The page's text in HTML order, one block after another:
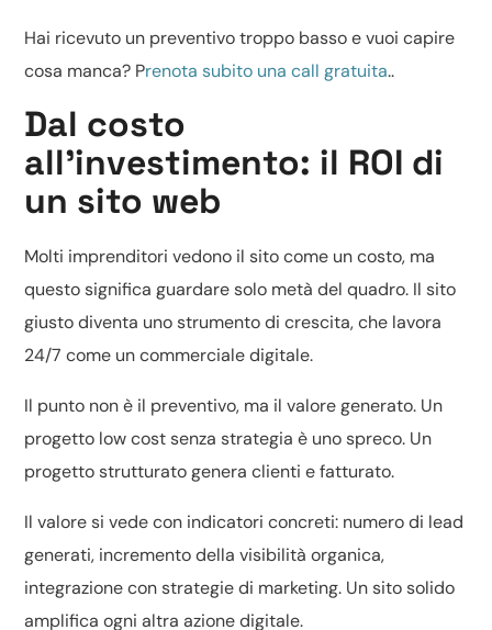
Hai ricevuto un preventivo troppo basso e vuoi capire
cosa manca? Prenota subito una call gratuita..
Dal costo
all’investimento: il ROI di
un sito web
Molti imprenditori vedono il sito come un costo, ma
questo significa guardare solo metà del quadro. Il sito
giusto diventa uno strumento di crescita, che lavora
24/7 come un commerciale digitale.
Il punto non è il preventivo, ma il valore generato. Un
progetto low cost senza strategia è uno spreco. Un
progetto strutturato genera clienti e fatturato.
Il valore si vede con indicatori concreti: numero di lead
generati, incremento della visibilità organica,
integrazione con strategie di marketing. Un sito solido
amplifica ogni altra azione digitale.